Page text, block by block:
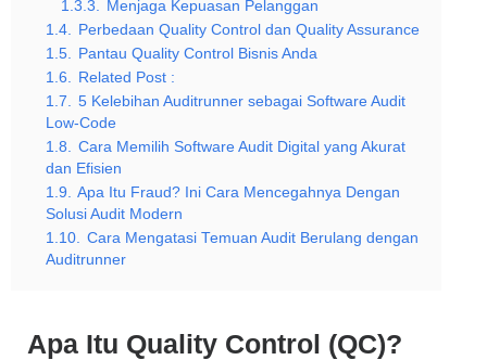
1.3.3.
Menjaga Kepuasan Pelanggan
1.4.
Perbedaan Quality Control dan Quality Assurance
1.5.
Pantau Quality Control Bisnis Anda
1.6.
Related Post :
1.7.
5 Kelebihan Auditrunner sebagai Software Audit
Low-Code
1.8.
Cara Memilih Software Audit Digital yang Akurat
dan Efisien
1.9.
Apa Itu Fraud? Ini Cara Mencegahnya Dengan
Solusi Audit Modern
1.10.
Cara Mengatasi Temuan Audit Berulang dengan
Auditrunner
Apa Itu Quality Control (QC)?